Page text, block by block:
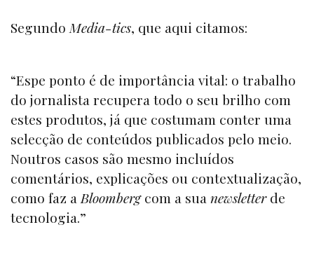
Segundo Media-tics, que aqui citamos:
“Espe ponto é de importância vital: o trabalho
do jornalista recupera todo o seu brilho com
estes produtos, já que costumam conter uma
selecção de conteúdos publicados pelo meio.
Noutros casos são mesmo incluídos
comentários, explicações ou contextualização,
como faz aBloombergcom a suanewsletterde
tecnologia.”